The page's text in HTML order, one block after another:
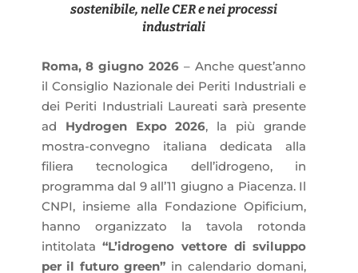
sostenibile, nelle CER e nei processi
industriali
Roma, 8 giugno 2026– Anche quest’anno
il Consiglio Nazionale dei Periti Industriali e
dei Periti Industriali Laureati sarà presente
ad Hydrogen Expo 2026, la più grande
mostra-convegno italiana dedicata alla
filiera tecnologica dell’idrogeno, in
programma dal 9 all’11 giugno a Piacenza. Il
CNPI, insieme alla Fondazione Opificium,
hanno organizzato la tavola rotonda
intitolata“L’idrogeno vettore di sviluppo
per il futuro green” in calendario domani,